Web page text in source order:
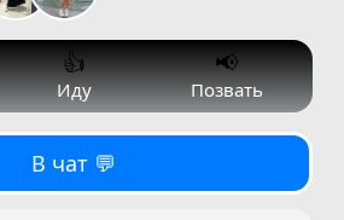
👍
Иду
📢
Позвать
В чат 💬